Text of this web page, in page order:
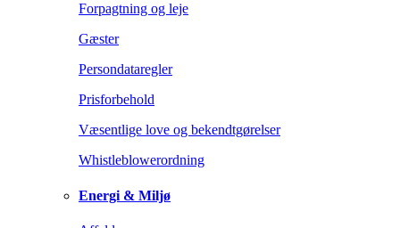
Forpagtning og leje
Gæster
Persondataregler
Prisforbehold
Væsentlige love og bekendtgørelser
Whistleblowerordning
Energi & Miljø